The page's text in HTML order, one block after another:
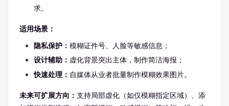
求。
适用场景：
隐私保护： 模糊证件号、人脸等敏感信息；
设计辅助： 虚化背景突出主体，制作简洁海报；
快速处理： 自媒体从业者批量制作模糊效果图片。
未来可扩展方向： 支持局部虚化（如仅模糊指定区域）、添